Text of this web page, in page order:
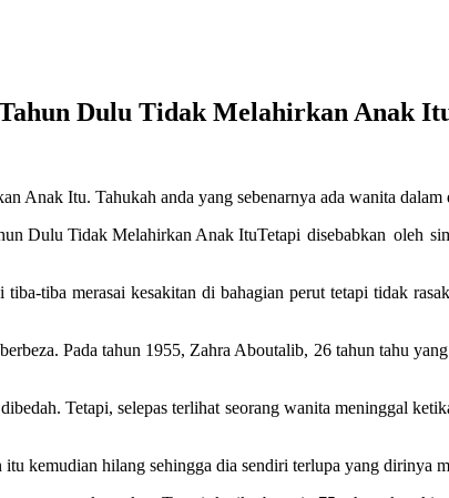
Dulu Tidak Melahirkan Anak
Anak Itu. Tahukah anda yang sebenarnya ada wanita
Tetapi disebabkan oleh
tiba merasai kesakitan di bahagian perut tetapi tidak
Pada tahun 1955, Zahra Aboutalib, 26 tahun tahu
Tetapi, selepas terlihat seorang wanita meninggal
kemudian hilang sehingga dia sendiri terlupa yang dirinya